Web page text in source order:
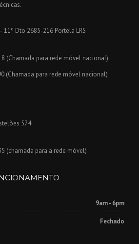
11º Dto 2685-216 Portela LRS
(Chamada para rede móvel nacional)
(Chamada para rede móvel nacional)
574
(chamada para a rede móvel)
9am - 6pm
Fechado